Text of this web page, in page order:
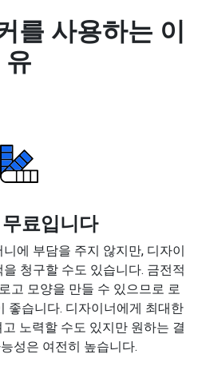
를 사용하는 이
유
료입니다
에 부담을 주지 않지만, 디자이
청구할 수도 있습니다. 금전적
고 모양을 만들 수 있으므로 로
좋습니다. 디자이너에게 최대한
노력할 수도 있지만 원하는 결
성은 여전히 높습니다.